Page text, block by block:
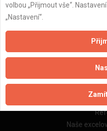
Naše
Zpracování a
Naše
volbou „Přijmout vše“.
„Nastavení“.